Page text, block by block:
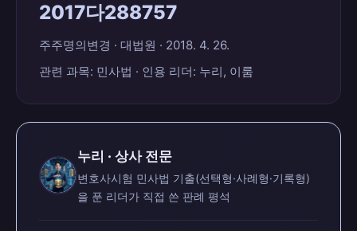
2017다288757
주주명의변경 · 대법원 · 2018. 4. 26.
관련 과목: 민사법 · 인용 리더: 누리, 이룸
누리 · 상사 전문
변호사시험 민사법 기출(선택형·사례형·기록형)
을 푼 리더가 직접 쓴 판례 평석